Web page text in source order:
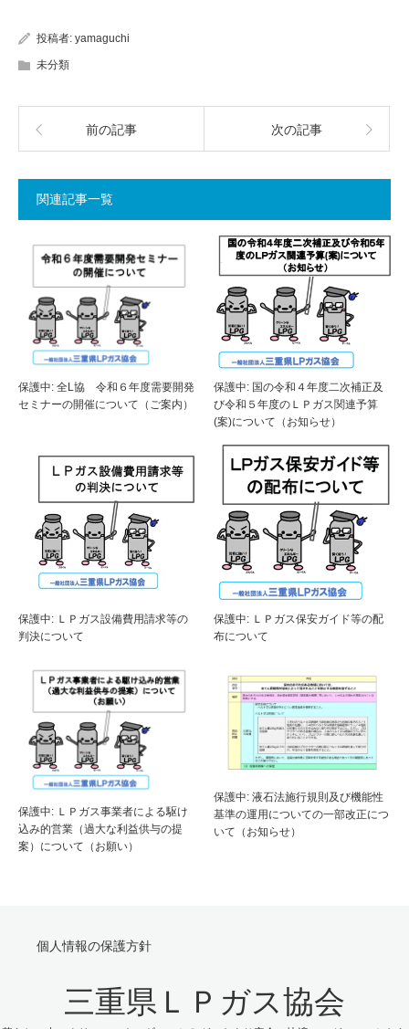
投稿者: yamaguchi
未分類
前の記事 次の記事
関連記事一覧
保護中: 全L協 令和６年度需要開発
セミナーの開催について（ご案内）
保護中: 国の令和４年度二次補正及
び令和５年度のＬＰガス関連予算
(案)について（お知らせ）
保護中: ＬＰガス設備費用請求等の
判決について
保護中: ＬＰガス保安ガイド等の配
布について
保護中: ＬＰガス事業者による駆け
込み的営業（過大な利益供与の提
案）について（お願い）
保護中: 液石法施行規則及び機能性
基準の運用についての一部改正につ
いて（お知らせ）
個人情報の保護方針
三重県ＬＰガス協会